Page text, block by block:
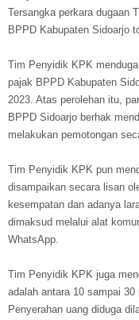
Tersangka perkara dugaan
BPPD Kabupaten Sidoarjo
Tim Penyidik KPK
pajak BPPD Kabupaten
2023. Atas perolehan itu,
BPPD Sidoarjo berhak
melakukan pemotongan
Tim Penyidik KPK pun
disampaikan secara lisan
kesempatan dan adanya
dimaksud melalui alat
WhatsApp.
Tim Penyidik KPK juga
adalah antara 10 sampai
Penyerahan uang diduga